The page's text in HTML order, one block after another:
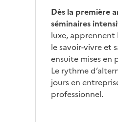
Dès la première
séminaires
luxe,
le savoir-vivre et
ensuite mises en
Le rythme
jours en
professionnel.